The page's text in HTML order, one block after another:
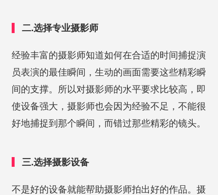
二.选择专业摄影师
经验丰富的摄影师知道如何在合适的时间捕捉演
员表演的最佳瞬间，生动的画面需要这些精彩瞬
间的支撑。所以对摄影师的水平要求比较高，即
使设备强大，摄影师也会因为经验不足，不能很
好地捕捉到那个瞬间，而错过那些精彩的镜头。
三.选择摄影设备
不是好的设备就能帮助摄影师拍出好的作品。摄